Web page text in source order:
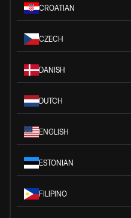
CROATIAN
CZECH
DANISH
DUTCH
ENGLISH
ESTONIAN
FILIPINO